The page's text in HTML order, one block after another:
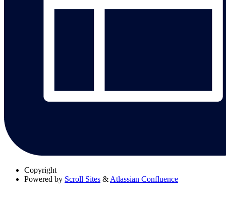
Copyright
Powered by Scroll Sites & Atlassian Confluence